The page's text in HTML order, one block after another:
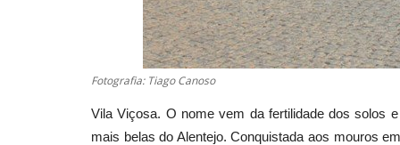
Fotografia: Tiago Canoso
Vila Viçosa. O nome vem da fertilidade dos solos
mais belas do Alentejo. Conquistada aos mouros